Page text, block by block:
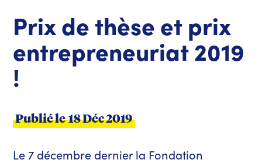
Prix de thèse et prix
entrepreneuriat 2019
!
Publié le 18 Déc 2019
Le 7 décembre dernier la Fondation